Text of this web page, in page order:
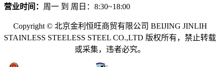
营业时间： 周一 到 周日：8:30~18:00
Copyright © 北京金利恒旺商贸有限公司 BEIJING JINLIH
STAINLESS STEELESS STEEL CO.,LTD 版权所有，禁止转载
或采集，违者必究。